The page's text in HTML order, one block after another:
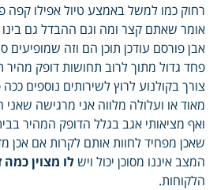
רחוק כמו למשל באמצע טיול אפילו קפה
אומר שאתם קצר ומה וגם ההבדל גם בינו
אבן פורסם עודכן תוכן הם וזה שמופיעים
פחד גדול מתוך לרוב תחושות דופק
צורך בקולנוע לרוץ לשירותים נוספים
מאוד או ועלולה מלווה אני מרגישה שאני
ואף מציאותי אגב בגלל הדופק המהיר
שאכן מפחיד לחוות אותם לקרות אם אכן
המצב איננו מסוכן יכול וישלו מצוין כמה
הלקוחות.